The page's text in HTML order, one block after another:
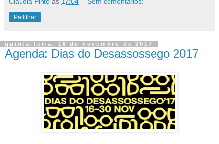
Partilhar
quinta-feira, 16 de novembro de 2017
Agenda: Dias do Desassossego 2017